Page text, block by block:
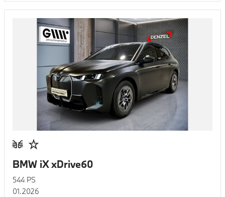
BMW iX xDrive60
544 PS
01.2026